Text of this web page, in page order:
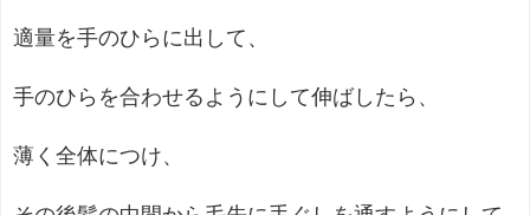
適量を手のひらに出して、
手のひらを合わせるようにして伸ばしたら、
薄く全体につけ、